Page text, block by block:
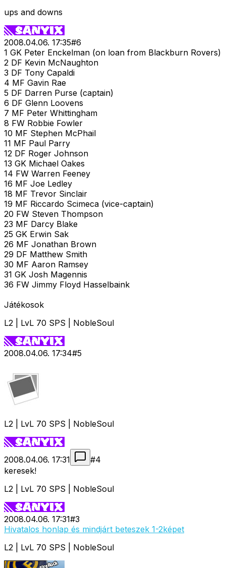
ups and downs
2008.04.06. 17:35#6
1 GK Peter Enckelman (on loan from Blackburn Rovers)
2 DF Kevin McNaughton
3 DF Tony Capaldi
4 MF Gavin Rae
5 DF Darren Purse (captain)
6 DF Glenn Loovens
7 MF Peter Whittingham
8 FW Robbie Fowler
10 MF Stephen McPhail
11 MF Paul Parry
12 DF Roger Johnson
13 GK Michael Oakes
14 FW Warren Feeney
16 MF Joe Ledley
18 MF Trevor Sinclair
19 MF Riccardo Scimeca (vice-captain)
20 FW Steven Thompson
23 MF Darcy Blake
25 GK Erwin Sak
26 MF Jonathan Brown
29 DF Matthew Smith
30 MF Aaron Ramsey
31 GK Josh Magennis
36 FW Jimmy Floyd Hasselbaink
Játékosok
L2 | LvL 70 SPS | NobleSoul
2008.04.06. 17:34#5
L2 | LvL 70 SPS | NobleSoul
2008.04.06. 17:31 #4
keresek!
L2 | LvL 70 SPS | NobleSoul
2008.04.06. 17:31#3
Hivatalos honlap és mindjárt beteszek 1-2képet
L2 | LvL 70 SPS | NobleSoul